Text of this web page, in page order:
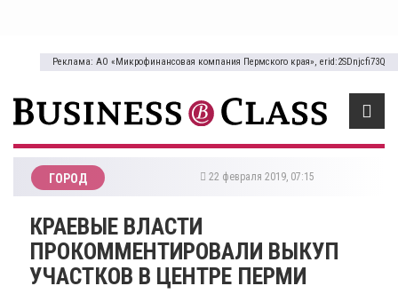
Реклама: АО «Микрофинансовая компания Пермского края», erid:2SDnjcfi73Q
ГОРОД 22 февраля 2019, 07:15
​КРАЕВЫЕ ВЛАСТИ
ПРОКОММЕНТИРОВАЛИ ВЫКУП
УЧАСТКОВ В ЦЕНТРЕ ПЕРМИ